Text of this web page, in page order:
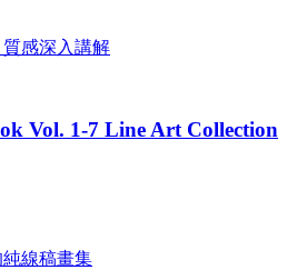
感深入講解
Vol. 1-7 Line Art Collection
純線稿畫集